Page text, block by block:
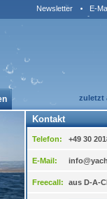
zuletzt
Kontakt
Telefon: +49 30
E-Mail:
Freecall: aus D-A-
Newsletter E-